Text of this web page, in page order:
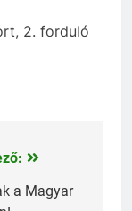
2. forduló
a Magyar